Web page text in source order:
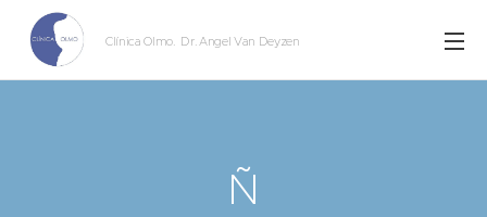
Clínica Olmo. Dr. Angel Van Deyzen
Ñ